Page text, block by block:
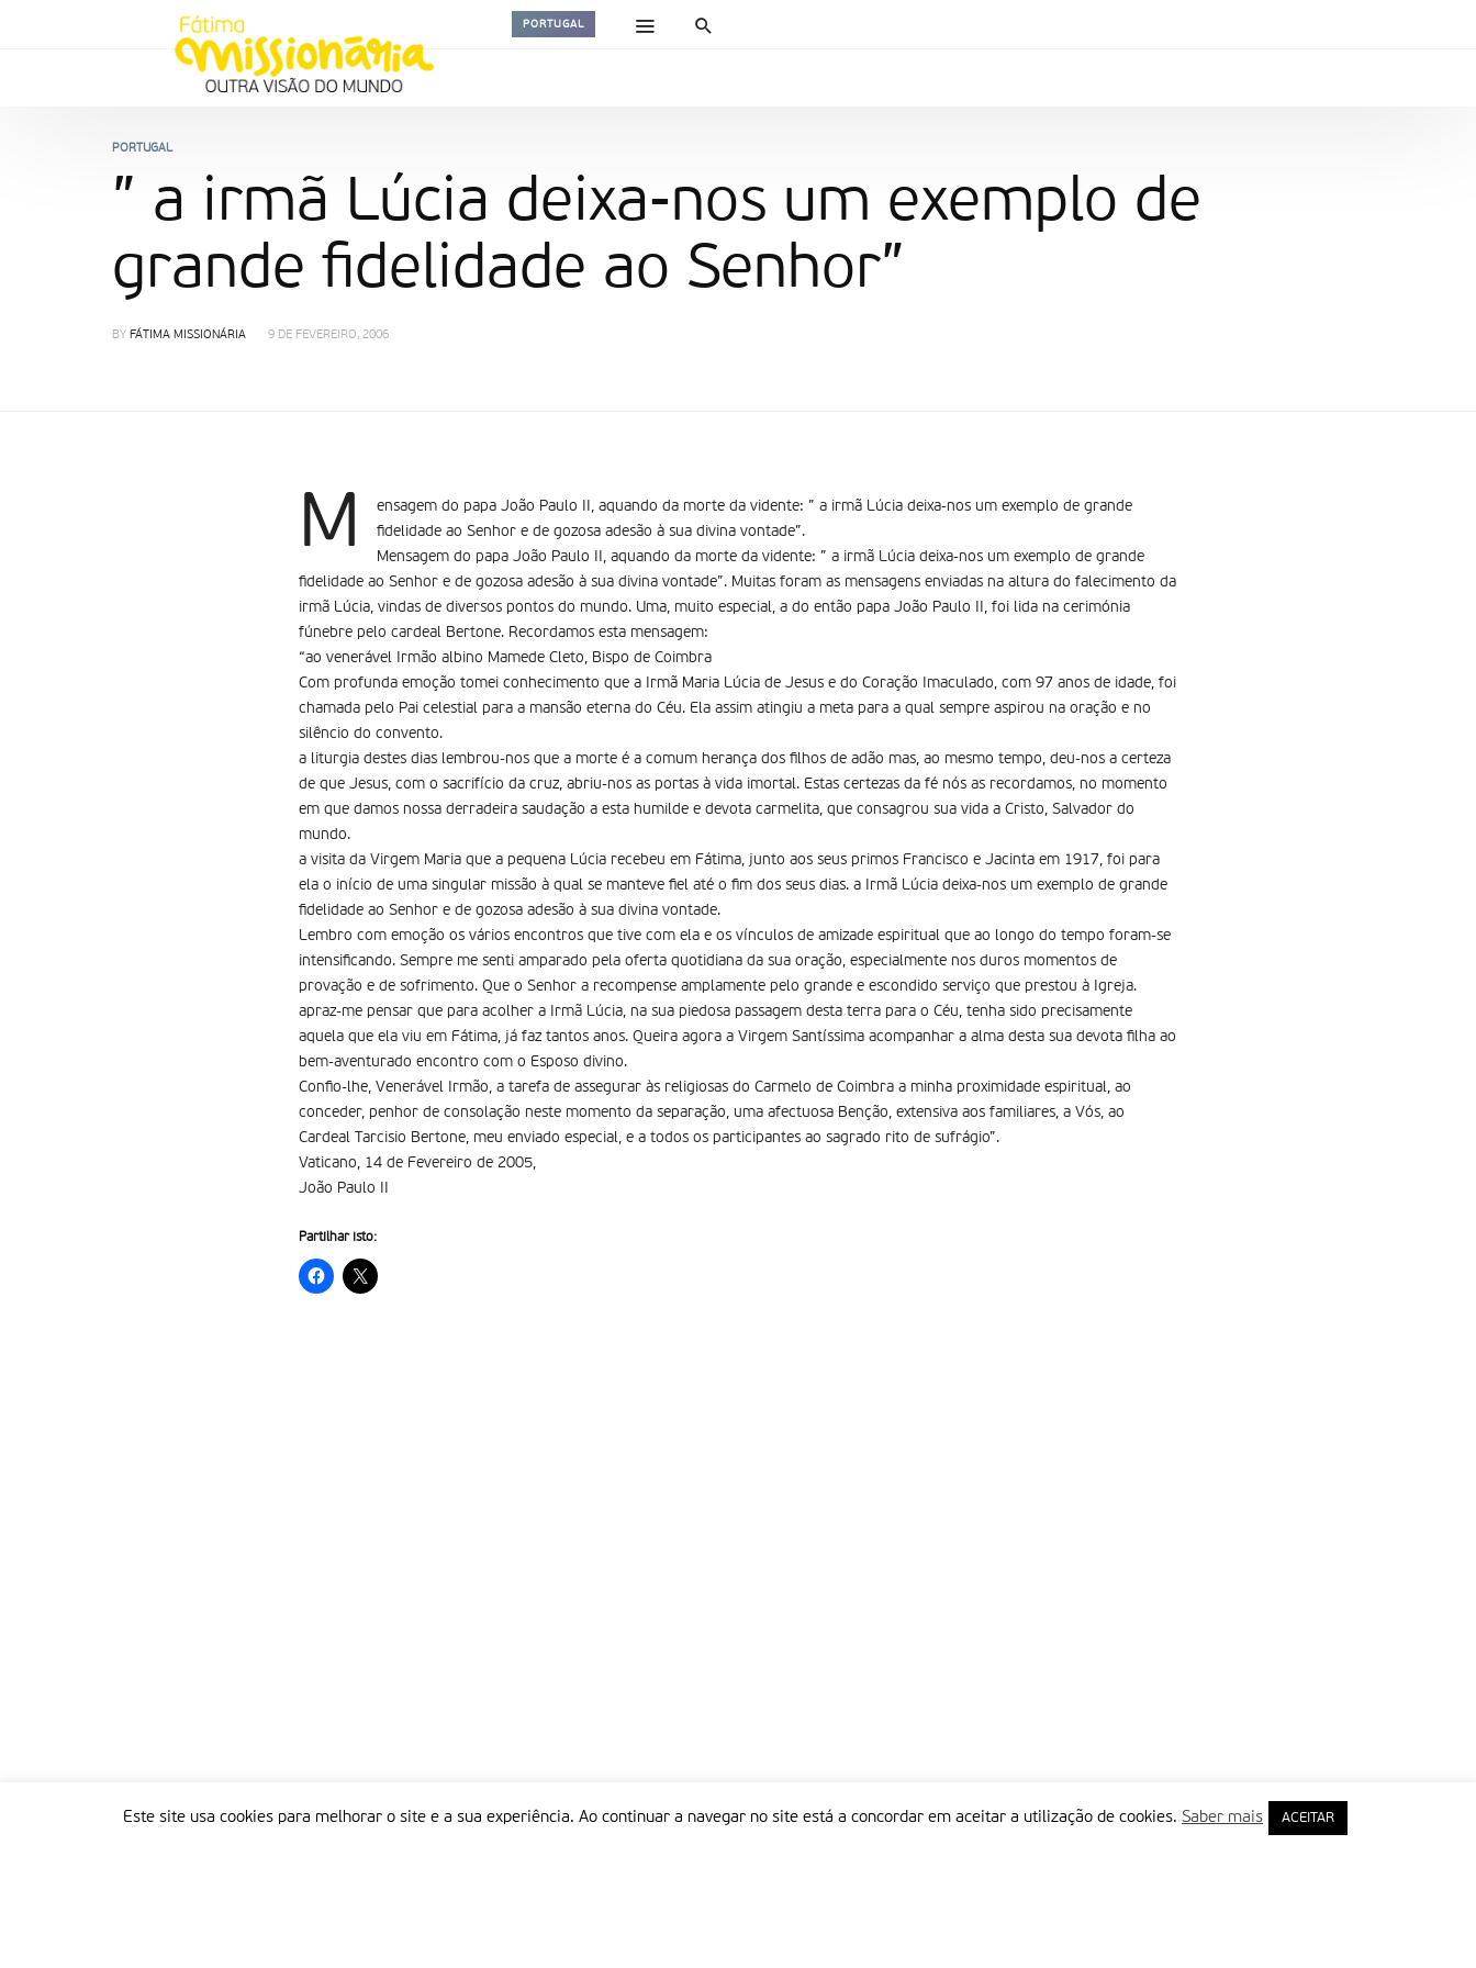
PORTUGAL
PORTUGAL
” a irmã Lúcia deixa-nos um exemplo de
grande fidelidade ao Senhor”
BY FÁTIMA MISSIONÁRIA 9 DE FEVEREIRO, 2006
M
ensagem do papa João Paulo II, aquando da morte da vidente: ” a irmã Lúcia deixa-nos um exemplo de grande
fidelidade ao Senhor e de gozosa adesão à sua divina vontade”.
Mensagem do papa João Paulo II, aquando da morte da vidente: ” a irmã Lúcia deixa-nos um exemplo de grande
fidelidade ao Senhor e de gozosa adesão à sua divina vontade”. Muitas foram as mensagens enviadas na altura do falecimento da
irmã Lúcia, vindas de diversos pontos do mundo. Uma, muito especial, a do então papa João Paulo II, foi lida na cerimónia
fúnebre pelo cardeal Bertone. Recordamos esta mensagem:
“ao venerável Irmão albino Mamede Cleto, Bispo de Coimbra
Com profunda emoção tomei conhecimento que a Irmã Maria Lúcia de Jesus e do Coração Imaculado, com 97 anos de idade, foi
chamada pelo Pai celestial para a mansão eterna do Céu. Ela assim atingiu a meta para a qual sempre aspirou na oração e no
silêncio do convento.
a liturgia destes dias lembrou-nos que a morte é a comum herança dos filhos de adão mas, ao mesmo tempo, deu-nos a certeza
de que Jesus, com o sacrifí­cio da cruz, abriu-nos as portas à vida imortal. Estas certezas da fé nós as recordamos, no momento
em que damos nossa derradeira saudação a esta humilde e devota carmelita, que consagrou sua vida a Cristo, Salvador do
mundo.
a visita da Virgem Maria que a pequena Lúcia recebeu em Fátima, junto aos seus primos Francisco e Jacinta em 1917, foi para
ela o início de uma singular missão à qual se manteve fiel até o fim dos seus dias. a Irmã Lúcia deixa-nos um exemplo de grande
fidelidade ao Senhor e de gozosa adesão à sua divina vontade.
Lembro com emoção os vários encontros que tive com ela e os ví­nculos de amizade espiritual que ao longo do tempo foram-se
intensificando. Sempre me senti amparado pela oferta quotidiana da sua oração, especialmente nos duros momentos de
provação e de sofrimento. Que o Senhor a recompense amplamente pelo grande e escondido serviço que prestou à Igreja.
apraz-me pensar que para acolher a Irmã Lúcia, na sua piedosa passagem desta terra para o Céu, tenha sido precisamente
aquela que ela viu em Fátima, já faz tantos anos. Queira agora a Virgem Santíssima acompanhar a alma desta sua devota filha ao
bem-aventurado encontro com o Esposo divino.
Confio-lhe, Venerável Irmão, a tarefa de assegurar às religiosas do Carmelo de Coimbra a minha proximidade espiritual, ao
conceder, penhor de consolação neste momento da separação, uma afectuosa Benção, extensiva aos familiares, a Vós, ao
Cardeal Tarcisio Bertone, meu enviado especial, e a todos os participantes ao sagrado rito de sufrágio”.
Vaticano, 14 de Fevereiro de 2005,
João Paulo II
Partilhar isto:
Este site usa cookies para melhorar o site e a sua experiência. Ao continuar a navegar no site está a concordar em aceitar a utilização de cookies. Saber mais ACEITAR